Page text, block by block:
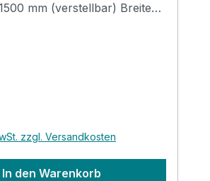
Breite
zzgl. Versandkosten
In den Warenkorb